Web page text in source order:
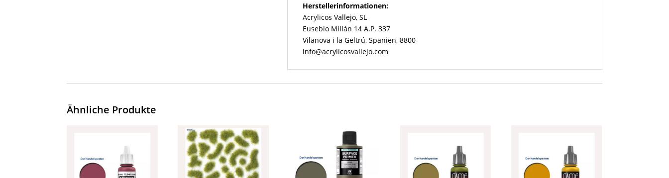
Herstellerinformationen:
Acrylicos Vallejo, SL
Eusebio Millán 14 A.P. 337
Vilanova i la Geltrú, Spanien, 8800
info@acrylicosvallejo.com
Ähnliche Produkte